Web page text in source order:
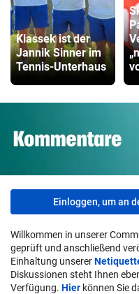
Klassek ist der
Jannik Sinner im
Tennis-Unterhaus
Einloggen, um an
Willkommen in unserer
geprüft und anschließend
Einhaltung unserer
Diskussionen steht Ihnen
Verfügung. Hier können Sie